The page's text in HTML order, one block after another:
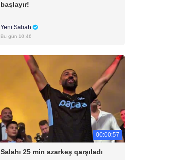
başlayır!
Yeni Sabah
Bu gün 10:46
00:00:57
Salahı 25 min azarkeş qarşıladı